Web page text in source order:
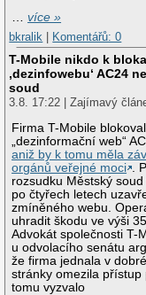
…více »
bkralik | Komentářů: 0
T-Mobile nikdo k
‚dezinfowebu‘ AC24
soud
3.8. 17:22 | Zajímavý
Firma T-Mobile
„dezinformační web“
aniž by k tomu měla
orgánů veřejné moci
.
rozsudku Městský
po čtyřech letech
zmíněného webu.
uhradit škodu ve výši
Advokát společnosti T-
u odvolacího senátu
že firma jednala v
stránky omezila přístup
tomu vyzvalo